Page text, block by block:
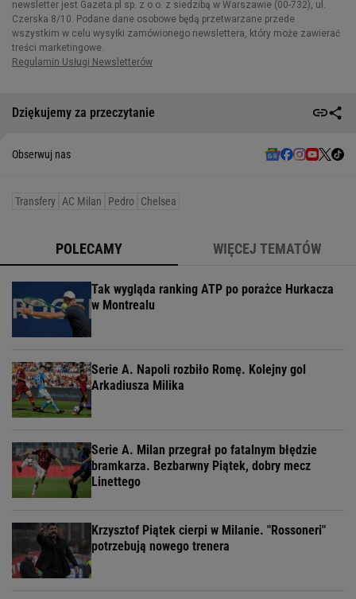
Dziękujemy za przeczytanie
Obserwuj nas
Transfery AC Milan Pedro Chelsea
POLECAMY WIĘCEJ TEMATÓW
Tak wygląda ranking ATP po porażce Hurkacza
w Montrealu
Serie A. Napoli rozbiło Romę. Kolejny gol
Arkadiusza Milika
Serie A. Milan przegrał po fatalnym błędzie
bramkarza. Bezbarwny Piątek, dobry mecz
Linettego
Krzysztof Piątek cierpi w Milanie. "Rossoneri"
potrzebują nowego trenera